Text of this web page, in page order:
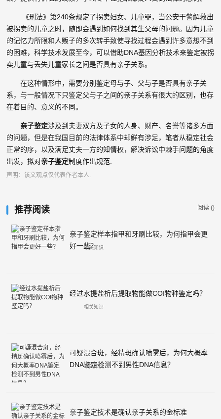
《刑法》第240条规定了拐卖妇女、儿童罪，当公安干警解救出
被拐卖的儿童之时，随即会遇到如何找到其生父母的问题。因为儿童
的记忆力所限和人贩子的多次转手致使寻找过程会遇到许多意想不到
的困难，科学技术发展至今，可以借助DNA基因分析技术来鉴定被拐
卖儿童与丢失儿童家长之间是否具有亲子关系。
在这种情形中，需要分别鉴定母与子、父与子是否具有亲子关
系，与一般情况下只鉴定父与子之间的亲子关系有很大的区别，也存
在着目的、意义的不同。
亲子鉴定涉及到夫妻双方及子女的人身、财产、名誉等诸多方面
的问题，但是在我国目前的法律体系中却鲜有涉足，笔者从稳定社会
正常的序，以及满足丈夫一方的知情权，解决诉讼中棘手问题的角度
出发，拟对亲子鉴定制度作出规范.
声明：该文观点仅代表作者本人.
阅读 ()
推荐阅读
亲子鉴定样本指甲和牙刷比较，为何指甲会更
好一些？
相关知识
经过水提盐析后提取物能做COI物种鉴定吗？
相关知识
可疑混合斑，经精斑确认喷雾后，为何大概率
DNA鉴定检测不到男性DNA信息？
相关知识
亲子鉴定技术是确认亲子关系的金标准